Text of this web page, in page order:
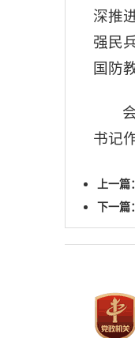
深推
强民
国防
书记
上一篇：
下一篇：